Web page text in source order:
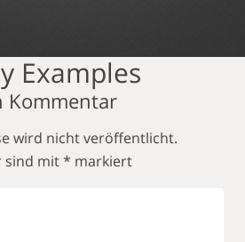
Examples
Kommentar
wird nicht veröffentlicht.
sind mit* markiert